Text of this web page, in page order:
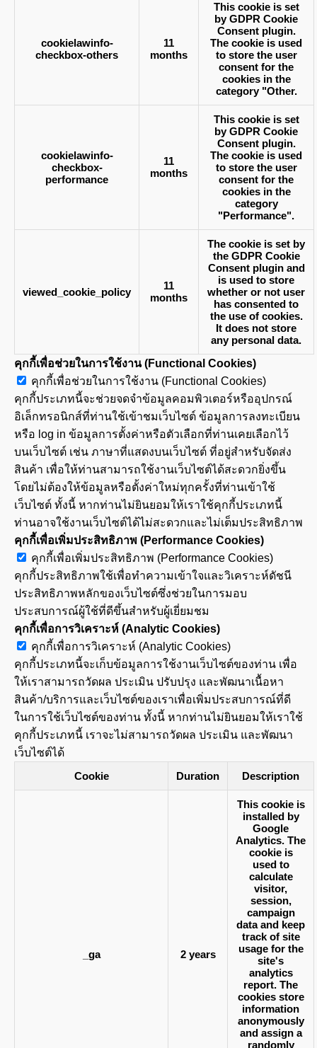
cookielawinfo-
checkbox-others
11
months
This cookie is set
by GDPR Cookie
Consent plugin.
The cookie is used
to store the user
consent for the
cookies in the
category "Other.
cookielawinfo-
checkbox-
performance
11
months
This cookie is set
by GDPR Cookie
Consent plugin.
The cookie is used
to store the user
consent for the
cookies in the
category
"Performance".
viewed_cookie_policy
11
months
The cookie is set by
the GDPR Cookie
Consent plugin and
is used to store
whether or not user
has consented to
the use of cookies.
It does not store
any personal data.
คุกกี้เพื่อช่วยในการใช้งาน (Functional Cookies)
คุกกี้เพื่อช่วยในการใช้งาน (Functional Cookies)
คุกกี้ประเภทนี้จะช่วยจดจำข้อมูลคอมพิวเตอร์หรืออุปกรณ์
อิเล็กทรอนิกส์ที่ท่านใช้เข้าชมเว็บไซต์ ข้อมูลการลงทะเบียน
หรือ log in ข้อมูลการตั้งค่าหรือตัวเลือกที่ท่านเคยเลือกไว้
บนเว็บไซต์ เช่น ภาษาที่แสดงบนเว็บไซต์ ที่อยู่สำหรับจัดส่ง
สินค้า เพื่อให้ท่านสามารถใช้งานเว็บไซต์ได้สะดวกยิ่งขึ้น
โดยไม่ต้องให้ข้อมูลหรือตั้งค่าใหม่ทุกครั้งที่ท่านเข้าใช้
เว็บไซต์ ทั้งนี้ หากท่านไม่ยินยอมให้เราใช้คุกกี้ประเภทนี้
ท่านอาจใช้งานเว็บไซต์ได้ไม่สะดวกและไม่เต็มประสิทธิภาพ
คุกกี้เพื่อเพิ่มประสิทธิภาพ (Performance Cookies)
คุกกี้เพื่อเพิ่มประสิทธิภาพ (Performance Cookies)
คุกกี้ประสิทธิภาพใช้เพื่อทำความเข้าใจและวิเคราะห์ดัชนี
ประสิทธิภาพหลักของเว็บไซต์ซึ่งช่วยในการมอบ
ประสบการณ์ผู้ใช้ที่ดีขึ้นสำหรับผู้เยี่ยมชม
คุกกี้เพื่อการวิเคราะห์ (Analytic Cookies)
คุกกี้เพื่อการวิเคราะห์ (Analytic Cookies)
คุกกี้ประเภทนี้จะเก็บข้อมูลการใช้งานเว็บไซต์ของท่าน เพื่อ
ให้เราสามารถวัดผล ประเมิน ปรับปรุง และพัฒนาเนื้อหา
สินค้า/บริการและเว็บไซต์ของเราเพื่อเพิ่มประสบการณ์ที่ดี
ในการใช้เว็บไซต์ของท่าน ทั้งนี้ หากท่านไม่ยินยอมให้เราใช้
คุกกี้ประเภทนี้ เราจะไม่สามารถวัดผล ประเมิน และพัฒนา
เว็บไซต์ได้
Cookie
Duration Description
_ga 2 years
This cookie is
installed by
Google
Analytics. The
cookie is
used to
calculate
visitor,
session,
campaign
data and keep
track of site
usage for the
site's
analytics
report. The
cookies store
information
anonymously
and assign a
randomly